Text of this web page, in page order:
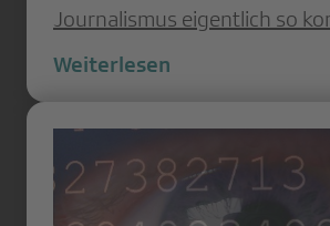
Journalismus eigentlich so
Weiterlesen